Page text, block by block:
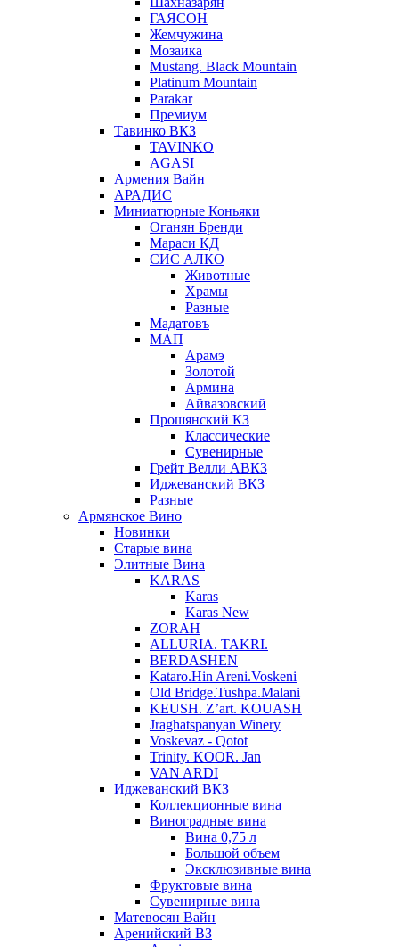
ГАЯСОН
Жемчужина
Мозаика
Mustang. Black Mountain
Platinum Mountain
Parakar
Премиум
Тавинко ВКЗ
TAVINKO
AGASI
Армения Вайн
АРАДИС
Миниатюрные Коньяки
Оганян Бренди
Мараси КД
СИС АЛКО
Животные
Храмы
Разные
Мадатовъ
МАП
Арамэ
Золотой
Армина
Айвазовский
Прошянский КЗ
Классические
Сувенирные
Грейт Велли АВКЗ
Иджеванский ВКЗ
Разные
Армянское Вино
Новинки
Старые вина
Элитные Вина
KARAS
Karas
Karas New
ZORAH
ALLURIA. TAKRI.
BERDASHEN
Kataro.Hin Areni.Voskeni
Old Bridge.Tushpa.Malani
KEUSH. Z’art. KOUASH
Jraghatspanyan Winery
Voskevaz - Qotot
Trinity. KOOR. Jan
VAN ARDI
Иджеванский ВКЗ
Коллекционные вина
Виноградные вина
Вина 0,75 л
Большой объем
Эксклюзивные вина
Фруктовые вина
Cувенирные вина
Матевосян Вайн
Аренийский ВЗ